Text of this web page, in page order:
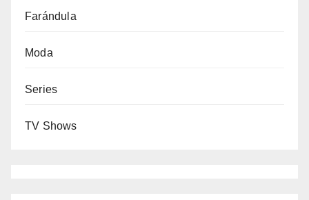
Farándula
Moda
Series
TV Shows